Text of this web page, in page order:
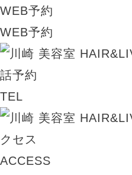
WEB予約
TEL
ACCESS